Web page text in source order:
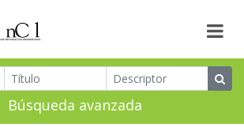
Búsqueda avanzada